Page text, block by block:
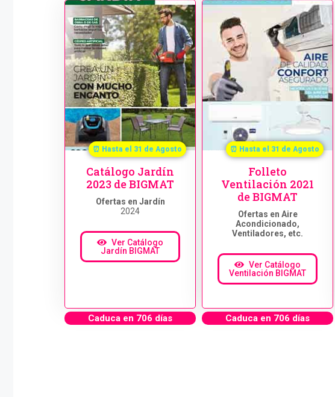
⏰ Hasta el 31 de Agosto
Catálogo Jardín
2023 de BIGMAT
Ofertas en Jardín
2024
Ver Catálogo
Jardín BIGMAT
Caduca en 706 días
⏰ Hasta el 31 de Agosto
Folleto
Ventilación 2021
de BIGMAT
Ofertas en Aire
Acondicionado,
Ventiladores, etc.
Ver Catálogo
Ventilación BIGMAT
Caduca en 706 días